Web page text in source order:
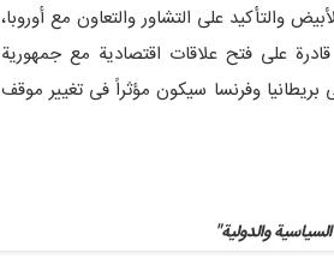
والتأکید على التشاور والتعاون مع أوروبا،
قادرة على فتح علاقات اقتصادیة مع جمهوریة
بریطانیا وفرنسا سیکون مؤثراً فی تغییر موقف
والدولیة"